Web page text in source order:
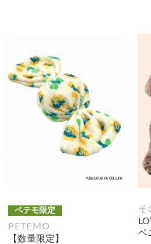
ペテモ限定
PETEMO
【数量限定】
そ
ベ